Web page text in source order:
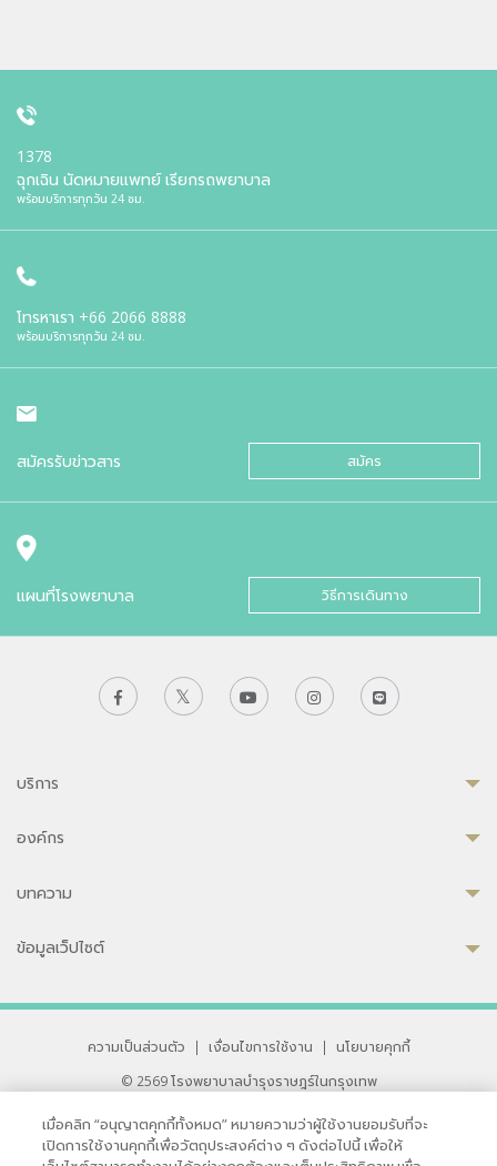
1378
ฉุกเฉิน นัดหมายแพทย์ เรียกรถพยาบาล
พร้อมบริการทุกวัน 24 ชม.
โทรหาเรา +66 2066 8888
พร้อมบริการทุกวัน 24 ชม.
สมัครรับข่าวสาร สมัคร
แผนที่โรงพยาบาล วิธีการเดินทาง
บริการ
องค์กร
บทความ
ข้อมูลเว็ปไซต์
ความเป็นส่วนตัว | เงื่อนไขการใช้งาน |
นโยบายคุกกี้
© 2569 โรงพยาบาลบำรุงราษฎร์ในกรุงเทพ
33 สุขุมวิท ซอย 3 เขตวัฒนา กรุงเทพ 10110 ประเทศไทย
หากท่านมีข้อคิดเห็นหรือปัญหาในการใช้เว็บไซต์ของเรา
เมื่อคลิก “อนุญาตคุกกี้ทั้งหมด” หมายความว่าผู้ใช้งานยอมรับที่จะ
เปิดการใช้งานคุกกี้เพื่อวัตถุประสงค์ต่าง ๆ ดังต่อไปนี้ เพื่อให้